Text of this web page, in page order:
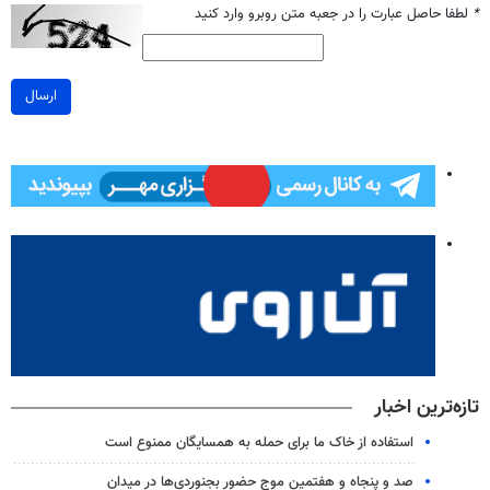
* لطفا حاصل عبارت را در جعبه متن روبرو وارد کنید
ارسال
تازه‌ترین اخبار
استفاده از خاک ما برای حمله به همسایگان ممنوع است
صد و پنجاه و هفتمین موج حضور بجنوردی‌ها در میدان